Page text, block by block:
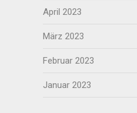
April 2023
März 2023
Februar 2023
Januar 2023